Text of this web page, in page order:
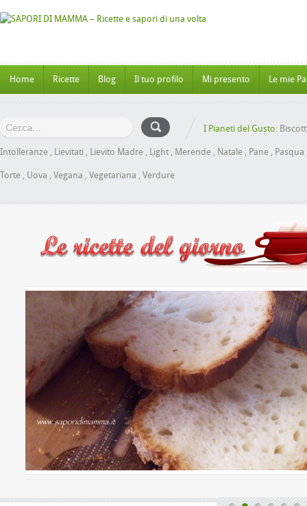
Home Ricette Blog Il tuo profilo Mi presento Le mie
I Pianeti del Gusto:
Intolleranze , Lievitati , Lievito Madre , Light , Merende , Natale , Pane , Pasqua
Torte , Uova , Vegana , Vegetariana , Verdure
al Miele senza
Valutazione media: (0 / 5)
finita la fatica del lavoro settimanale
mi dedico alla mia grande passione.
panbrioche salutare per la ...